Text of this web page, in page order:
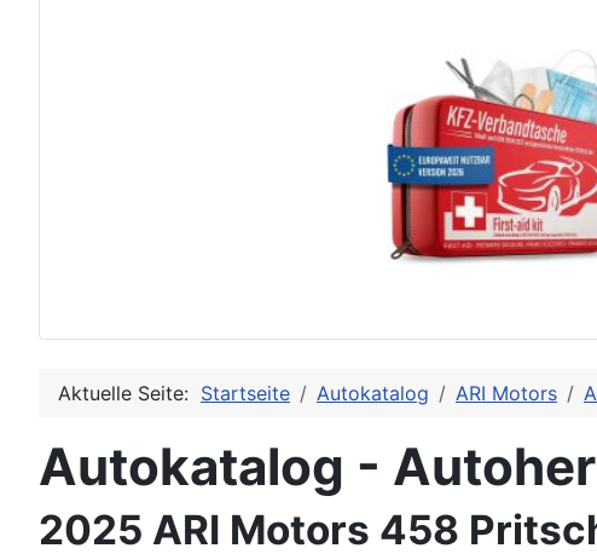
Aktuelle Seite: Startseite Autokatalog ARI Motors
Autokatalog -
2025 ARI Motors 458